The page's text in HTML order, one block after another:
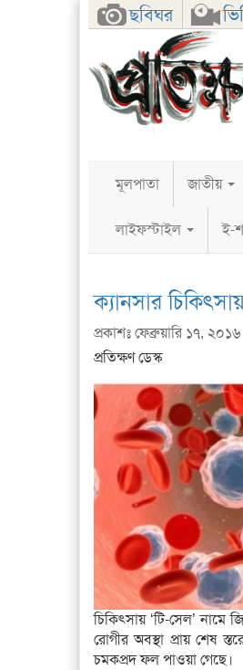
ছবিঘর
FacebookTwitter
মূলপাতা জাতীয়
লাইফস্টাইল ই-
ক্যানসার চিকিৎসায়
প্রকাশঃ ফেব্রুয়ারি ১৭,
প্রতিক্ষণ ডেস্ক
চিকিৎসায় ‘টি-সেল’ নামে
রোগীর অবস্থা প্রায় শেষ
চমকপ্রদ ফল পাওয়া গেছে।